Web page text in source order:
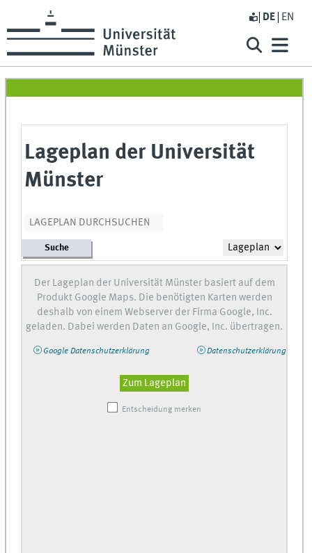
DE EN
Lageplan der Universität
Münster
Suche
Der Lageplan der Universität Münster basiert auf dem
Produkt Google Maps. Die benötigten Karten werden
deshalb von einem Webserver der Firma Google, Inc.
geladen. Dabei werden Daten an Google, Inc. übertragen.
Google Datenschutzerklärung Datenschutzerklärung
Zum Lageplan
Entscheidung merken